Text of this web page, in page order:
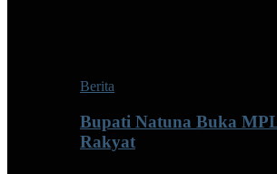
Berita
Bupati Natuna Buka
Rakyat